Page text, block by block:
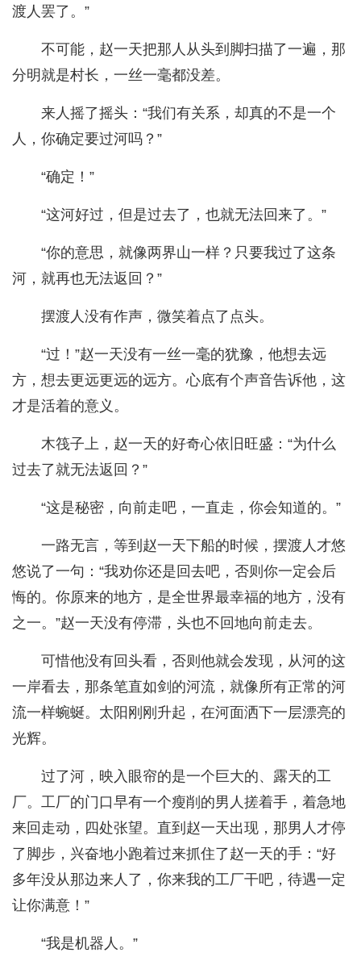
渡人罢了。”
不可能，赵一天把那人从头到脚扫描了一遍，那
分明就是村长，一丝一毫都没差。
来人摇了摇头：“我们有关系，却真的不是一个
人，你确定要过河吗？”
“确定！”
“这河好过，但是过去了，也就无法回来了。”
“你的意思，就像两界山一样？只要我过了这条
河，就再也无法返回？”
摆渡人没有作声，微笑着点了点头。
“过！”赵一天没有一丝一毫的犹豫，他想去远
方，想去更远更远的远方。心底有个声音告诉他，这
才是活着的意义。
木筏子上，赵一天的好奇心依旧旺盛：“为什么
过去了就无法返回？”
“这是秘密，向前走吧，一直走，你会知道的。”
一路无言，等到赵一天下船的时候，摆渡人才悠
悠说了一句：“我劝你还是回去吧，否则你一定会后
悔的。你原来的地方，是全世界最幸福的地方，没有
之一。”赵一天没有停滞，头也不回地向前走去。
可惜他没有回头看，否则他就会发现，从河的这
一岸看去，那条笔直如剑的河流，就像所有正常的河
流一样蜿蜒。太阳刚刚升起，在河面洒下一层漂亮的
光辉。
过了河，映入眼帘的是一个巨大的、露天的工
厂。工厂的门口早有一个瘦削的男人搓着手，着急地
来回走动，四处张望。直到赵一天出现，那男人才停
了脚步，兴奋地小跑着过来抓住了赵一天的手：“好
多年没从那边来人了，你来我的工厂干吧，待遇一定
让你满意！”
“我是机器人。”